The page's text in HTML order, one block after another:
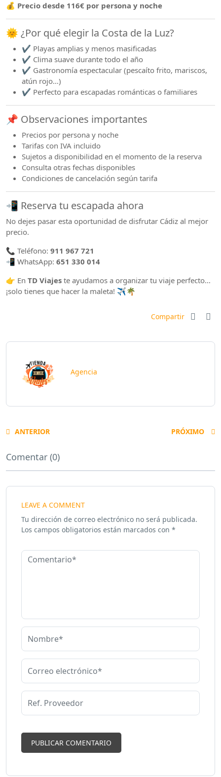
💰 Precio desde 116€ por persona y noche
🌞 ¿Por qué elegir la Costa de la Luz?
✔️ Playas amplias y menos masificadas
✔️ Clima suave durante todo el año
✔️ Gastronomía espectacular (pescaíto frito, mariscos,
atún rojo…)
✔️ Perfecto para escapadas románticas o familiares
📌 Observaciones importantes
Precios por persona y noche
Tarifas con IVA incluido
Sujetos a disponibilidad en el momento de la reserva
Consulta otras fechas disponibles
Condiciones de cancelación según tarifa
📲 Reserva tu escapada ahora
No dejes pasar esta oportunidad de disfrutar Cádiz al mejor
precio.
📞 Teléfono: 911 967 721
📲 WhatsApp: 651 330 014
👉 En TD Viajes te ayudamos a organizar tu viaje perfecto…
¡solo tienes que hacer la maleta! ✈️🌴
Compartir
Agencia
ANTERIOR PRÓXIMO
Comentar (0)
LEAVE A COMMENT
Tu dirección de correo electrónico no será publicada.
Los campos obligatorios están marcados con *